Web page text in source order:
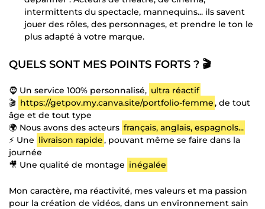
intermittents du spectacle, mannequins... ils savent
jouer des rôles, des personnages, et prendre le ton le
plus adapté à votre marque.
QUELS SONT MES POINTS FORTS ? 🎬
🧔 Un service 100% personnalisé, ultra réactif
🎬 https://getpov.my.canva.site/portfolio-femme, de tout
âge et de tout type
🌍 Nous avons des acteurs français, anglais, espagnols...
⚡ Une livraison rapide, pouvant même se faire dans la
journée
🎥 Une qualité de montage inégalée
Mon caractère, ma réactivité, mes valeurs et ma passion
pour la création de vidéos, dans un environnement sain